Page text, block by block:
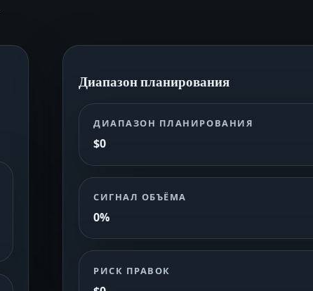
Диапазон планирования
ДИАПАЗОН ПЛАНИРОВАНИЯ
$0
СИГНАЛ ОБЪЁМА
0%
РИСК ПРАВОК